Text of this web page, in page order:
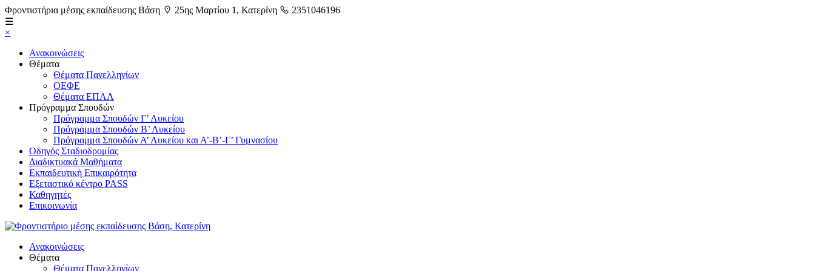
Φροντιστήρια μέσης εκπαίδευσης Βάση 25ης Μαρτίου 1, Κατερίνη
2351046196
☰
×
Ανακοινώσεις
Θέματα
Θέματα Πανελληνίων
ΟΕΦΕ
Θέματα ΕΠΑΛ
Πρόγραμμα Σπουδών
Πρόγραμμα Σπουδών Γ’ Λυκείου
Πρόγραμμα Σπουδών Β’ Λυκείου
Πρόγραμμα Σπουδών Α’ Λυκείου και Α’-Β’-Γ’ Γυμνασίου
Οδηγός Σταδιοδρομίας
Διαδικτυακά Μαθήματα
Εκπαιδευτική Επικαιρότητα
Εξεταστικό κέντρο PASS
Καθηγητές
Επικοινωνία
Ανακοινώσεις
Θέματα
Θέματα Πανελληνίων